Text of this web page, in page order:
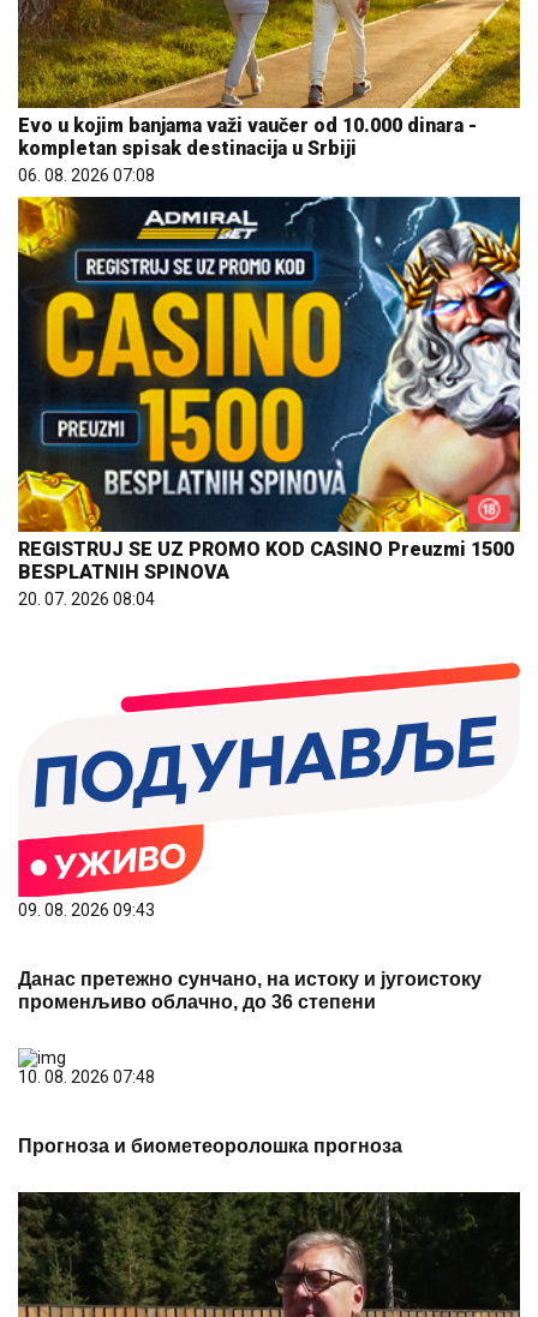
Evo u kojim banjama važi vaučer od 10.000 dinara -
kompletan spisak destinacija u Srbiji
06. 08. 2026 07:08
REGISTRUJ SE UZ PROMO KOD CASINO Preuzmi 1500
BESPLATNIH SPINOVA
20. 07. 2026 08:04
09. 08. 2026 09:43
Данас претежно сунчано, на истоку и југоистоку
10. 08. 2026 07:48
Прогноза и биометеоролошка прогноза